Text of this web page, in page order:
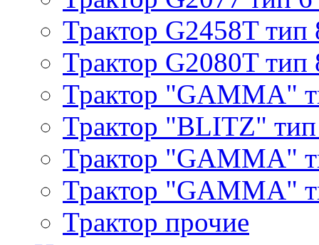
Трактор G2458T тип
Трактор G2080T тип
Трактор "GAMMA"
Трактор "BLITZ"
Трактор "GAMMA"
Трактор "GAMMA"
Трактор прочие